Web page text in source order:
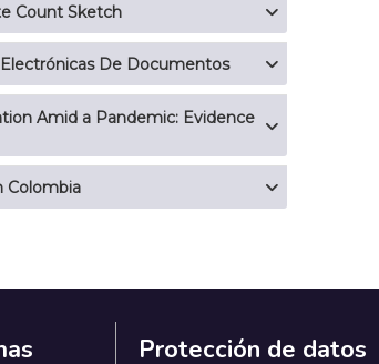
Count Sketch
De Documentos
Colombia
Protección de datos